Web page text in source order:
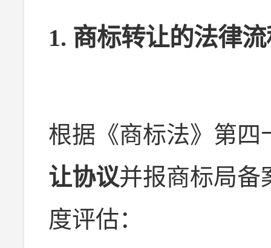
1. 商标转让的法律
根据《商标法》第四
让协议并报商标局备
度评估：